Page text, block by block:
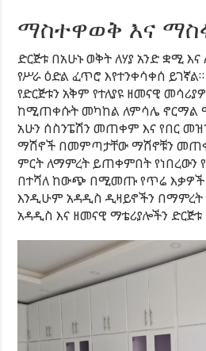
ማስተዋወቅ እና
ድርጅቱ በአሁኑ ወቅት ለሃያ አንድ ቋሚ
የሥራ ዕድል ፈጥሮ እየተንቀሳቀሰ
የድርጅቱን አቅም የተለያዩ ዘመናዊ
ከሚጠቀሱት መካከል ለምሳሌ ኖርማል
አሁን ሰስንፔሽን መጠቀም እና የበር
ማሽኖች በመምጣታቸው ማሽኖቹን
ምርት ለማምረት ይጠቀምበት የነበረውን
በተሻለ ከውጭ በሚመጡ የጥሬ እቃዎች
እንዲሁም አዳዲስ ዲዛይኖችን በማምረት
አዳዲስ እና ዘመናዊ ማቴሪያሎችን